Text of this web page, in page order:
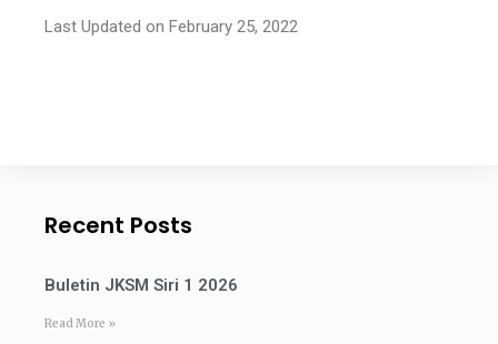
Last Updated on February 25, 2022
Recent Posts
Buletin JKSM Siri 1 2026
Read More »